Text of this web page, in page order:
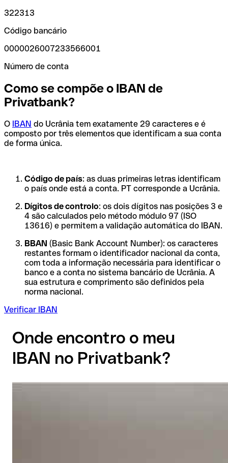
322313
Código bancário
0000026007233566001
Número de conta
Como se compõe o IBAN de
Privatbank?
O IBAN do Ucrânia tem exatamente 29 caracteres e é
composto por três elementos que identificam a sua conta
de forma única.
Código de país: as duas primeiras letras identificam
o país onde está a conta. PT corresponde a Ucrânia.
Dígitos de controlo: os dois dígitos nas posições 3 e
4 são calculados pelo método módulo 97 (ISO
13616) e permitem a validação automática do IBAN.
BBAN (Basic Bank Account Number): os caracteres
restantes formam o identificador nacional da conta,
com toda a informação necessária para identificar o
banco e a conta no sistema bancário de Ucrânia. A
sua estrutura e comprimento são definidos pela
norma nacional.
Verificar IBAN
Onde encontro o meu
IBAN no Privatbank?